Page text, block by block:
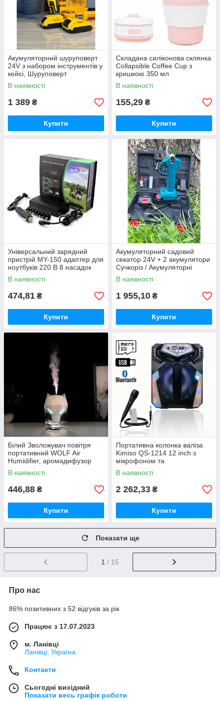
Акумуляторний шуруповерт
24V з набором інструментів у
кейсі, Шуруповерт
В наявності
1 389 ₴
Купити
Складана силіконова склянка
Collapsible Coffee Cup з
кришкою 350 мл
В наявності
155,29 ₴
Купити
Універсальний зарядний
пристрій MY-150 адаптер для
ноутбуків 220 В 8 насадок
В наявності
474,81 ₴
Купити
Акумуляторний садовий
секатор 24V + 2 акумулятори
Сучкоріз / Акумуляторні
садові ножиці Crafting tools
В наявності
1 955,10 ₴
Купити
Білий Зволожувач повітря
портативний WOLF Air
Humidifier, аромадифузор
електричний з резервуаром
для ефірної олії,
В наявності
446,88 ₴
Купити
Портативна колонка валіза
Kimiso QS-1214 12 inch з
мікрофоном та
світломузикою, 900 Вт
В наявності
2 262,33 ₴
Купити
Показати ще
1 / 15
Про нас
86% позитивних з 52 відгуків за рік
Працює з 17.07.2023
м. Ланівці
Ланівці, Україна
Контакти
Сьогодні вихідний
Показати весь графік роботи